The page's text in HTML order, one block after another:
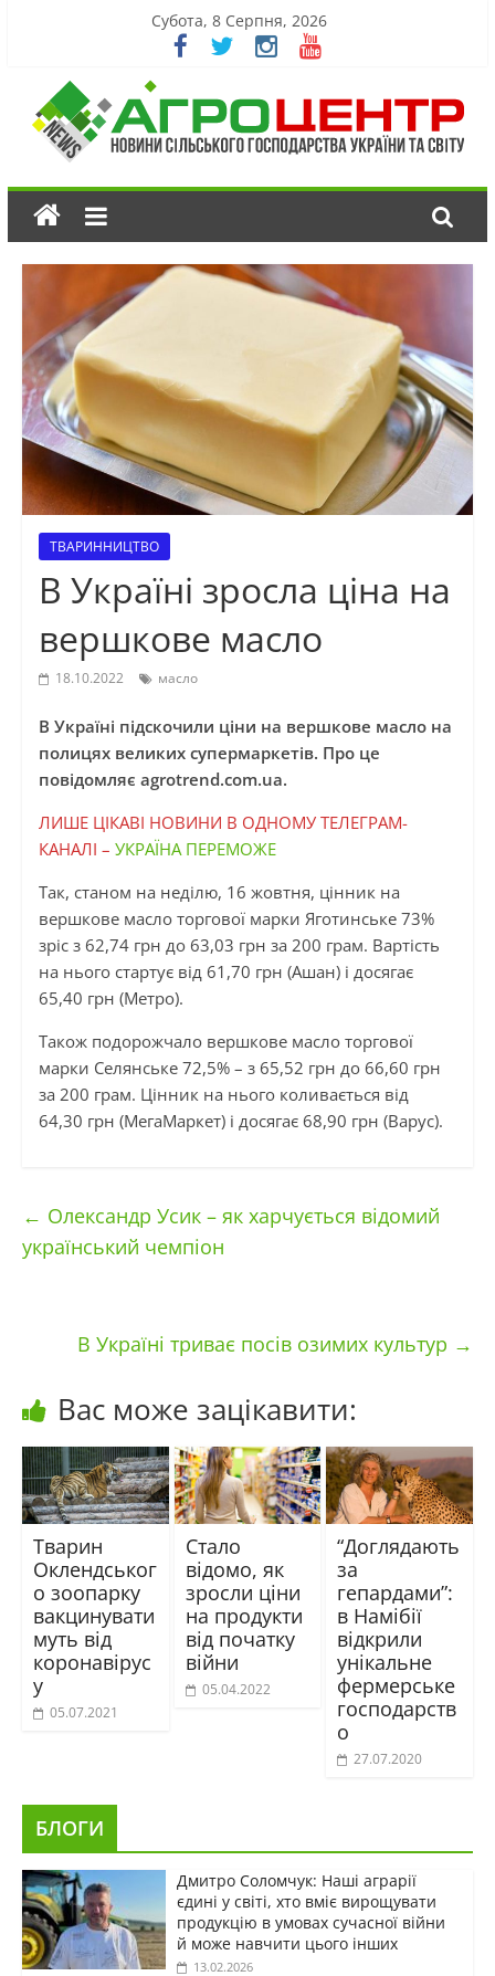
Субота, 8 Серпня, 2026
ТВАРИННИЦТВО
В Україні зросла ціна на
вершкове масло
18.10.2022 масло
В Україні підскочили ціни на вершкове масло на
полицях великих супермаркетів. Про це
повідомляє agrotrend.com.ua.
ЛИШЕ ЦІКАВІ НОВИНИ В ОДНОМУ ТЕЛЕГРАМ-
КАНАЛІ – УКРАЇНА ПЕРЕМОЖЕ
Так, станом на неділю, 16 жовтня, цінник на
вершкове масло торгової марки Яготинське 73%
зріс з 62,74 грн до 63,03 грн за 200 грам. Вартість
на нього стартує від 61,70 грн (Ашан) і досягає
65,40 грн (Метро).
Також подорожчало вершкове масло торгової
марки Селянське 72,5% – з 65,52 грн до 66,60 грн
за 200 грам. Цінник на нього коливається від
64,30 грн (МегаМаркет) і досягає 68,90 грн (Варус).
← Олександр Усик – як харчується відомий
український чемпіон
В Україні триває посів озимих культур →
Вас може зацікавити:
Тварин
Оклендськог
о зоопарку
вакцинувати
муть від
коронавірус
у
05.07.2021
Стало
відомо, як
зросли ціни
на продукти
від початку
війни
05.04.2022
“Доглядають
за
гепардами”:
в Намібії
відкрили
унікальне
фермерське
господарств
о
27.07.2020
БЛОГИ
Дмитро Соломчук: Наші аграрії
єдині у світі, хто вміє вирощувати
продукцію в умовах сучасної війни
й може навчити цього інших
13.02.2026